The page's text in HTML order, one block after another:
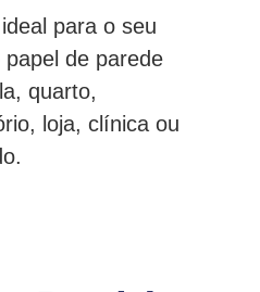
para o seu
de parede
quarto,
loja, clínica ou